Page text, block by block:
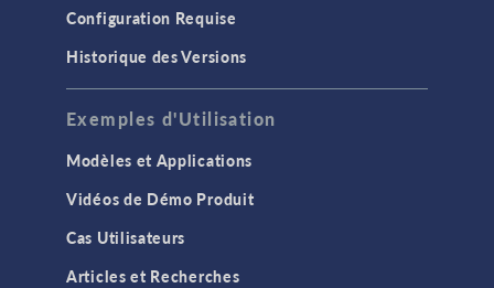
Configuration Requise
Historique des Versions
Exemples d'Utilisation
Modèles et Applications
Vidéos de Démo Produit
Cas Utilisateurs
Articles et Recherches